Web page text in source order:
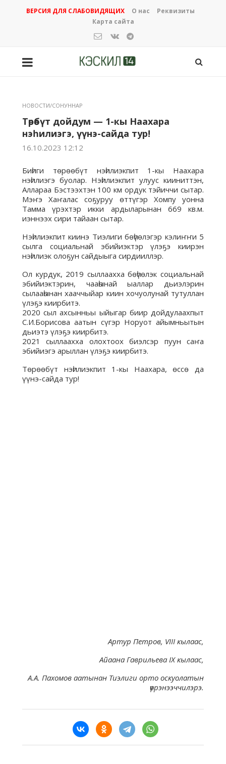
ВЕРСИЯ ДЛЯ СЛАБОВИДЯЩИХ О нас
Реквизиты
Карта сайта
НОВОСТИ/СОНУННАР
Төрөөбүт дойдум — 1-кы Наахара
нэһилиэгэ, үүнэ-сайда тур!
16.10.2023 12:12
Биһиги төрөөбүт нэһилиэкпит 1-кы Наахара
нэһилиэгэ буолар. Нэһилиэкпит улуус кииниттэн,
Аллараа Бэстээхтэн 100 км ордук тэйиччи сытар.
Мэҥэ Хаҥалас соҕуруу өттүгэр Хомпу уонна
Тамма үрэхтэр икки ардыларынан 669 кв.м.
иэннээх сири тайаан сытар.
Нэһилиэкпит киинэ Тиэлиги бөһүөлэгэр кэлиҥҥи 5
сылга социальнай эбийиэктэр үлэҕэ киирэн
нэһилиэк олоҕун сайдыыга сирдииллэр.
Ол курдук, 2019 сыллаахха бөһүөлэк социальнай
эбийиэктэрин, чааһынай ыаллар дьиэлэрин
сылааһынан хааччыйар киин хочуолунай тутуллан
үлэҕэ киирбитэ.
2020 сыл ахсынньы ыйыгар биир дойдулаахпыт
С.И.Борисова аатын сүгэр Норуот айымньытын
дьиэтэ үлэҕэ киирбитэ.
2021 сыллаахха олохтоох биэлсэр пуун саҥа
эбийиэгэ арыллан үлэҕэ киирбитэ.
Төрөөбүт нэһилиэкпит 1-кы Наахара, өссө да
үүнэ-сайда тур!
Артур Петров, VIII кылаас,
Айаана Гаврильева IX кылаас,
А.А. Пахомов аатынан Тиэлиги орто оскуолатын
үөрэнээччилэрэ.